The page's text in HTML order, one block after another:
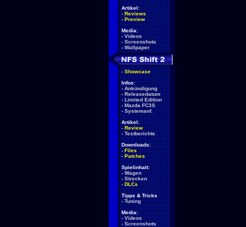
Artikel:
- Reviews
- Preview
Media:
- Videos
- Screenshots
- Wallpaper
- Showcase
Infos:
- Ankündigung
- Releasedatum
- Limited Edition
- Mazda FC3S
- Systemanf.
Artikel:
- Review
- Testberichte
Downloads:
- Files
- Patches
Spielinhalt:
- Wagen
- Strecken
- DLCs
Tipps & Tricks
- Tuning
Media:
- Videos
- Screenshots